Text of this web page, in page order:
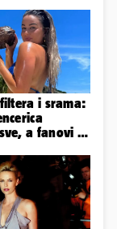
filtera i srama:
a fanovi je